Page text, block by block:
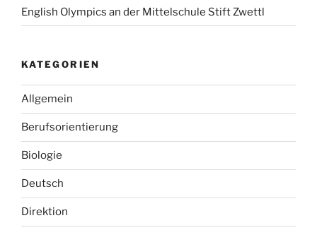
English Olympics an der Mittelschule Stift Zwettl
KATEGORIEN
Allgemein
Berufsorientierung
Biologie
Deutsch
Direktion